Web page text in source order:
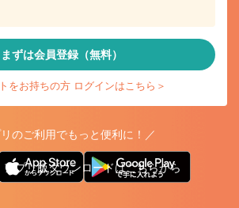
まずは会員登録（無料）
をお持ちの方 ログインはこちら＞
のご利用でもっと便利に！／
アプリ版ダウンロードはこちらから